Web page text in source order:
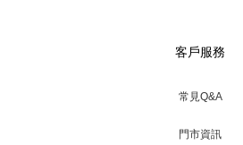
客戶服務
常見Q&A
門市資訊